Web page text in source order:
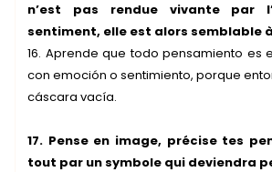
n’est pas rendue vivante par
sentiment, elle est alors semblable
16. Aprende que todo pensamiento es
con emoción o sentimiento, porque
cáscara vacía.
17. Pense en image, précise tes
tout par un symbole qui deviendra